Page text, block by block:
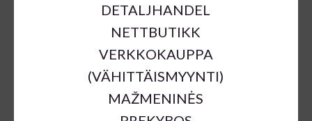
DETALJHANDEL
NETTBUTIKK
VERKKOKAUPPA
(VÄHITTÄISMYYNTI)
MAŽMENINĖS